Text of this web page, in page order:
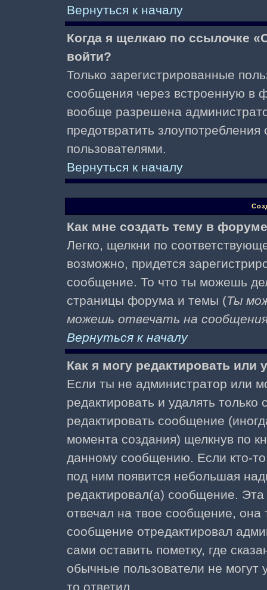
Вернуться к началу
Когда я щелкаю по ссылочке
войти?
Только зарегистрированные
сообщения через встроенную в
вообще разрешена
предотвратить
пользователями.
Вернуться к началу
Как мне создать тему в
Легко, щелкни по
возможно, придется
сообщение. То что ты можешь
страницы форума и темы (Ты
можешь отвечать на
Вернуться к началу
Как я могу редактировать или
Если ты не администратор или
редактировать и удалять
редактировать сообщение
момента создания) щелкнув по
данному сообщению. Если кто-
под ним появится небольшая
редактировал(а) сообщение. Эта
отвечал на твое сообщение, она
сообщение отредактировал
сами оставить пометку, где
обычные пользователи не могут
то ответил.